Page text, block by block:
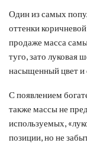
Один из самых
оттенки
продаже масса
туго, зато луковая
насыщенный цвет и
С появлением
также массы не
используемых,
позиции, но не